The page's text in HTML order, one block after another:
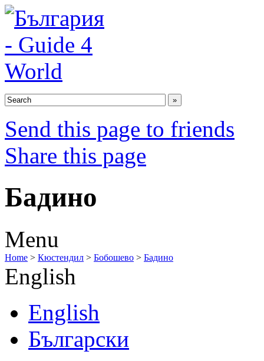
Send this page to friends
Share this page
Бадино
Menu
Home > Кюстендил > Бобошево > Бадино
English
English
Български